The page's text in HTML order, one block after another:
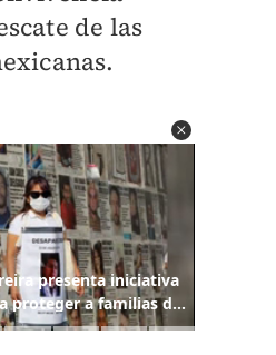
de las